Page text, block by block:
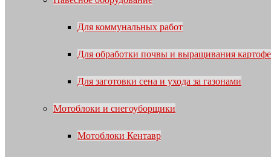
Для коммунальных работ
Для обработки почвы и выращивания
Для заготовки сена и ухода за газонами
Мотоблоки и снегоуборщики
Мотоблоки Кентавр